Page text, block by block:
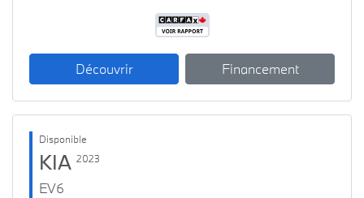
Découvrir Financement
Disponible
KIA 2023
EV6